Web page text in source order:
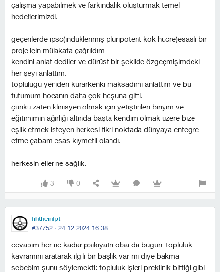
çalişma yapabilmek ve farkındalık oluşturmak temel
hedeflerimizdi.
geçenlerde ipsc(indüklenmiş pluripotent kök hücre)esaslı bir
proje için mülakata çağrıldım
kendini anlat dediler ve dürüst bir şekilde özgeçmişimdeki
her şeyi anlattım.
topluluğu yeniden kurarkenki maksadımı anlattım ve bu
tutumum hocanın daha çok hoşuna gitti.
çünkü zaten klinisyen olmak için yetiştirilen biriyim ve
eğitimimin ağırlıği altında başta kendim olmak üzere bize
eşlik etmek isteyen herkesi fikri noktada dünyaya entegre
etme çabam esas kıymetli olandı.
herkesin ellerine sağlık.
3 0
fihtheinfpt
#37752 · 24.12.2024 16:38
cevabım her ne kadar psikiyatri olsa da bugün 'topluluk'
kavramını aratarak ilgili bir başlık var mı diye bakma
sebebim şunu söylemekti: topluluk işleri preklinik bittiği gibi